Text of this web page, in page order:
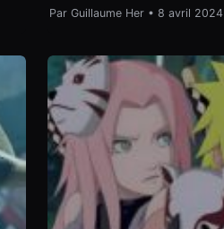
Par Guillaume Her • 8 avril 2024